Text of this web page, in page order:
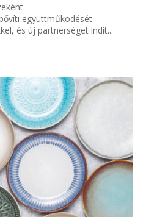
együttműködését
és új partnerséget indít...